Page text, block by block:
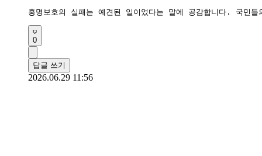
홍명보호의 실패는 예견된 일이었다는 말에 공감합니다. 국민
0
답글 쓰기
2026.06.29 11:56